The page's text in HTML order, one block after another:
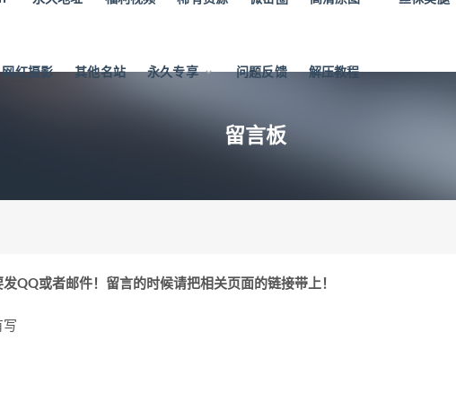
网红摄影 其他名站 永久专享 问题反馈 解压教程
留言板
QQ或者邮件！留言的时候请把相关页面的链接带上！
写